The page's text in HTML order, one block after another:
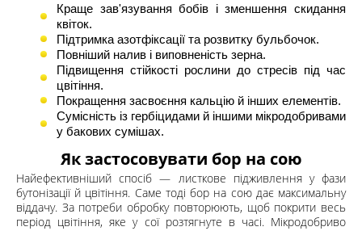
Краще зав'язування бобів і зменшення скидання
квіток.
Підтримка азотфіксації та розвитку бульбочок.
Повніший налив і виповненість зерна.
Підвищення стійкості рослини до стресів під час
цвітіння.
Покращення засвоєння кальцію й інших елементів.
Сумісність із гербіцидами й іншими мікродобривами
у бакових сумішах.
Як застосовувати бор на сою
Найефективніший спосіб — листкове підживлення у фази
бутонізації й цвітіння. Саме тоді бор на сою дає максимальну
віддачу. За потреби обробку повторюють, щоб покрити весь
період цвітіння, яке у сої розтягнуте в часі. Мікродобриво